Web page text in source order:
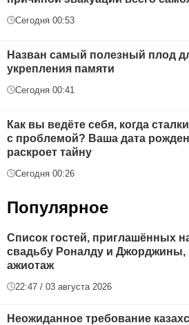
Сегодня 00:53
Назван самый полезный плод
укрепления памяти
Сегодня 00:41
Как вы ведёте себя, когда
с проблемой? Ваша дата
раскроет тайну
Сегодня 00:26
Популярное
Список гостей, приглашённых
свадьбу Роналду и Джорджины,
ажиотаж
22:47 / 03 августа 2026
Неожиданное требование